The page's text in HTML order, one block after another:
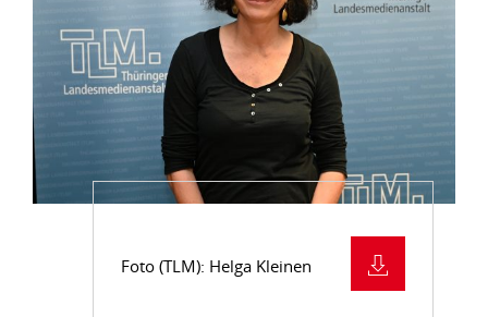
Foto (TLM): Helga Kleinen